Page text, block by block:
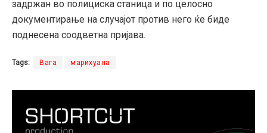
задржан во полициска станица и по целосно
документирање на случајот против него ќе биде
поднесена соодветна пријава.
Tags: Вага марихуана